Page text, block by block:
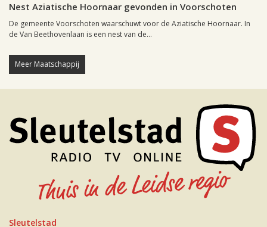
Nest Aziatische Hoornaar gevonden in Voorschoten
De gemeente Voorschoten waarschuwt voor de Aziatische Hoornaar. In
de Van Beethovenlaan is een nest van de...
Meer Maatschappij
Sleutelstad